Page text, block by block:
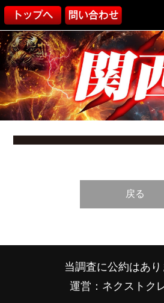
戻る
当調査に公約はあり
運営：ネクストク